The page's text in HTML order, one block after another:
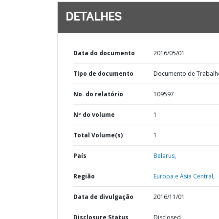
DETALHES
Data do documento 2016/05/01
TIpo de documento Documento de
No. do relatório 109597
Nº do volume 1
Total Volume(s) 1
País Belarus,
Região Europa e Ásia Central,
Data de divulgação 2016/11/01
Disclosure Status Disclosed